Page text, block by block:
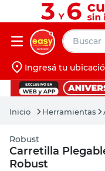
Buscar
Iniciá
Ingresá tu
Herramientas
Robust
Carretilla
Robust
muebles
pintura
escritorio
puertas
placard